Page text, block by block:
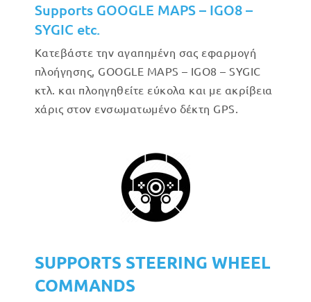
Supports GOOGLE MAPS – IGO8 –
SYGIC etc.
Κατεβάστε την αγαπημένη σας εφαρμογή
πλοήγησης, GOOGLE MAPS – IGO8 – SYGIC
κτλ. και πλοηγηθείτε εύκολα και με ακρίβεια
χάρις στον ενσωματωμένο δέκτη GPS.
SUPPORTS STEERING WHEEL
COMMANDS